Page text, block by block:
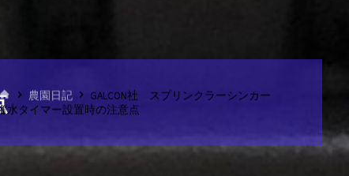
ホ
ー
農園日記
GALCON社 スプリンクラーシンカー
水タイマー設置時の注意点